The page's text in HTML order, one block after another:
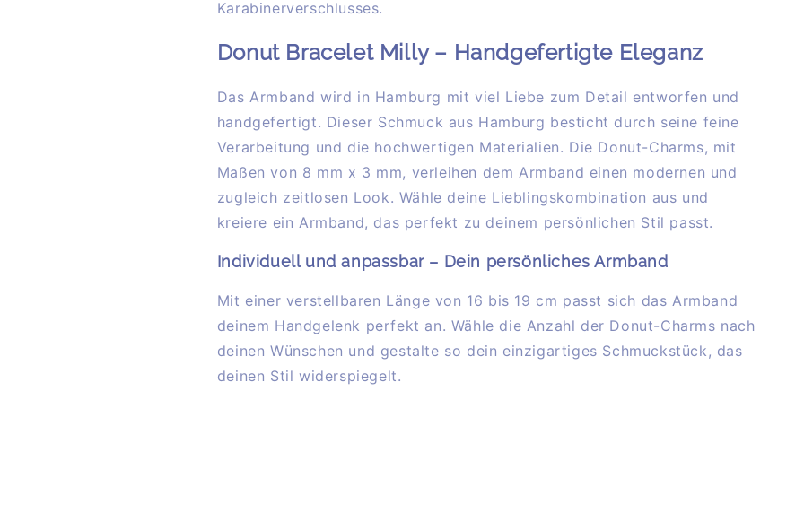
Karabinerverschlusses.
Donut Bracelet Milly – Handgefertigte Eleganz
Das Armband wird in Hamburg mit viel Liebe zum Detail entworfen und
handgefertigt. Dieser Schmuck aus Hamburg besticht durch seine feine
Verarbeitung und die hochwertigen Materialien. Die Donut-Charms, mit
Maßen von 8 mm x 3 mm, verleihen dem Armband einen modernen und
zugleich zeitlosen Look. Wähle deine Lieblingskombination aus und
kreiere ein Armband, das perfekt zu deinem persönlichen Stil passt.
Individuell und anpassbar – Dein persönliches Armband
Mit einer verstellbaren Länge von 16 bis 19 cm passt sich das Armband
deinem Handgelenk perfekt an. Wähle die Anzahl der Donut-Charms nach
deinen Wünschen und gestalte so dein einzigartiges Schmuckstück, das
deinen Stil widerspiegelt.